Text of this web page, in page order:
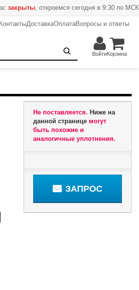
закрыты, откроемся сегодня в 9:30 по МСК
КонтактыДоставкаОплатаВопросы и ответы
ВойтиКорзина
Не поставляется. Ниже на
данной страницемогут
быть похожие и
аналогичные уплотнения.
ЗАПРОС
Запрос